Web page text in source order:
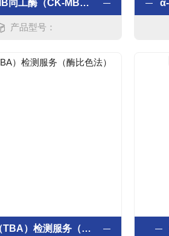
肌酸激酶MB同工酶（CK-MB）检测服务
产品型号：
总胆汁酸（TBA）检测服务（酶比色法）